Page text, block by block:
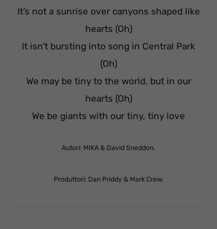
It’s not a sunrise over canyons shaped like
hearts (Oh)
It isn’t bursting into song in Central Park
(Oh)
We may be tiny to the world, but in our
hearts (Oh)
We be giants with our tiny, tiny love
Autori: MIKA & David Sneddon.
Produttori: Dan Priddy & Mark Crew.